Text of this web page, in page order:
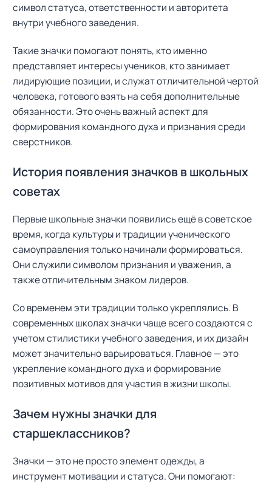
символ статуса, ответственности и авторитета
внутри учебного заведения.
Такие значки помогают понять, кто именно
представляет интересы учеников, кто занимает
лидирующие позиции, и служат отличительной чертой
человека, готового взять на себя дополнительные
обязанности. Это очень важный аспект для
формирования командного духа и признания среди
сверстников.
История появления значков в школьных
советах
Первые школьные значки появились ещё в советское
время, когда культуры и традиции ученического
самоуправления только начинали формироваться.
Они служили символом признания и уважения, а
также отличительным знаком лидеров.
Со временем эти традиции только укреплялись. В
современных школах значки чаще всего создаются с
учетом стилистики учебного заведения, и их дизайн
может значительно варьироваться. Главное — это
укрепление командного духа и формирование
позитивных мотивов для участия в жизни школы.
Зачем нужны значки для
старшеклассников?
Значки — это не просто элемент одежды, а
инструмент мотивации и статуса. Они помогают: